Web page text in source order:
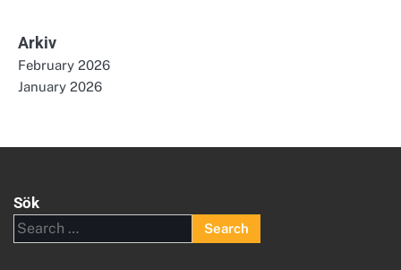
Arkiv
February 2026
January 2026
Sök
Search
for: